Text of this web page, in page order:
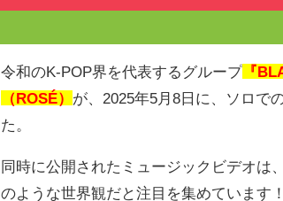
令和のK-POP界を代表するグループ 『
（ROSÉ） が、2025年5月8日に、ソロで
た。
同時に公開されたミュージックビデオは
のような世界観だと注目を集めています！